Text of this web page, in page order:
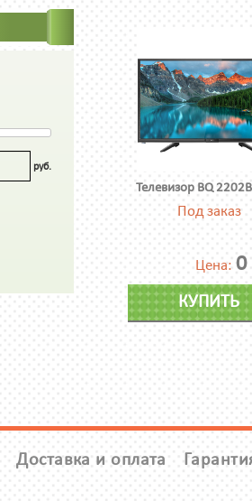
руб.
Телевизор BQ
Под заказ
Цена: 0
КУПИТЬ
Доставка и оплата